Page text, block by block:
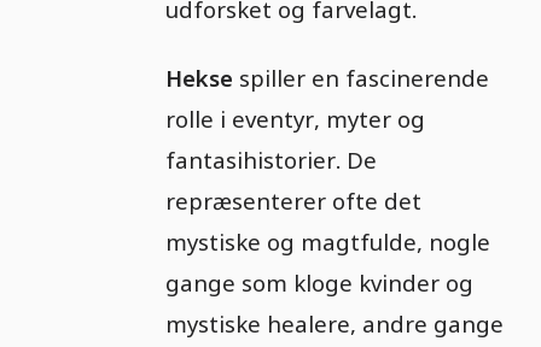
udforsket og farvelagt.
Hekse spiller en fascinerende
rolle i eventyr, myter og
fantasihistorier. De
repræsenterer ofte det
mystiske og magtfulde, nogle
gange som kloge kvinder og
mystiske healere, andre gange